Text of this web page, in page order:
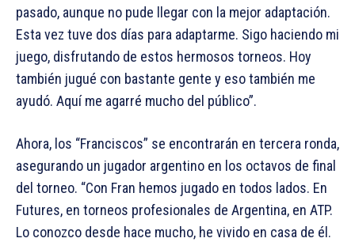
pasado, aunque no pude llegar con la mejor adaptación.
Esta vez tuve dos días para adaptarme. Sigo haciendo mi
juego, disfrutando de estos hermosos torneos. Hoy
también jugué con bastante gente y eso también me
ayudó. Aquí me agarré mucho del público”.
Ahora, los “Franciscos” se encontrarán en tercera ronda,
asegurando un jugador argentino en los octavos de final
del torneo. “Con Fran hemos jugado en todos lados. En
Futures, en torneos profesionales de Argentina, en ATP.
Lo conozco desde hace mucho, he vivido en casa de él.